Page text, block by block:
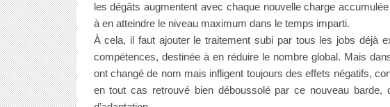
les dégâts augmentent avec chaque nouvelle charge
à en atteindre le niveau maximum dans le temps imparti.
À cela, il faut ajouter le traitement subi par tous les jobs déjà
compétences, destinée à en réduire le nombre global. Mais
ont changé de nom mais infligent toujours des effets négatifs,
en tout cas retrouvé bien déboussolé par ce nouveau barde,